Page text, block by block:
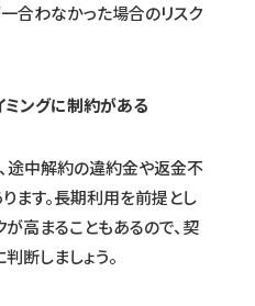
合わなかった場合のリスク
ングに制約がある
途中解約の違約金や返金不
ます。長期利用を前提とし
が高まることもあるので、契
断しましょう。